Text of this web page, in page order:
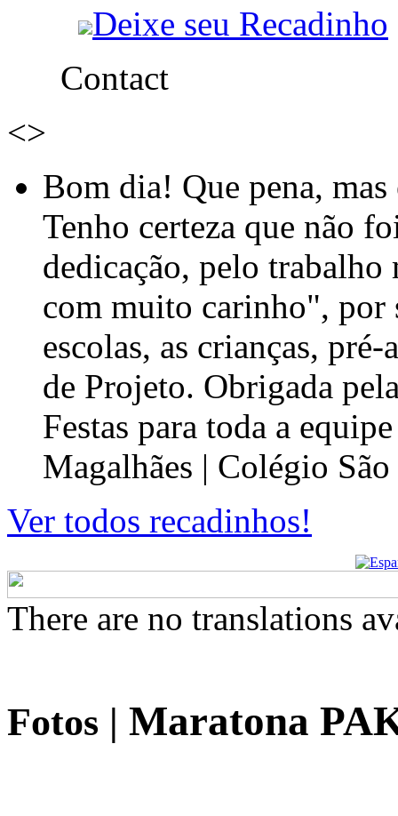
Deixe seu Recadinho
Contact
<>
Bom dia! Que pena,
Tenho certeza que não
dedicação, pelo
com muito carinho", por
escolas, as crianças, pré-
de Projeto. Obrigada
Festas para toda a
Magalhães | Colégio
Ver todos recadinhos!
There are no translations
Fotos | Maratona